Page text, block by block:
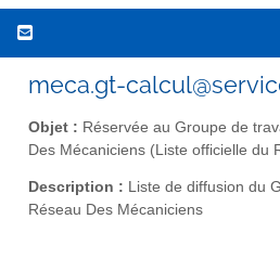
meca.gt-
Objet : Réservée au Groupe de
Des Mécaniciens (Liste officielle du
Description : Liste de diffusion du
Réseau Des Mécaniciens